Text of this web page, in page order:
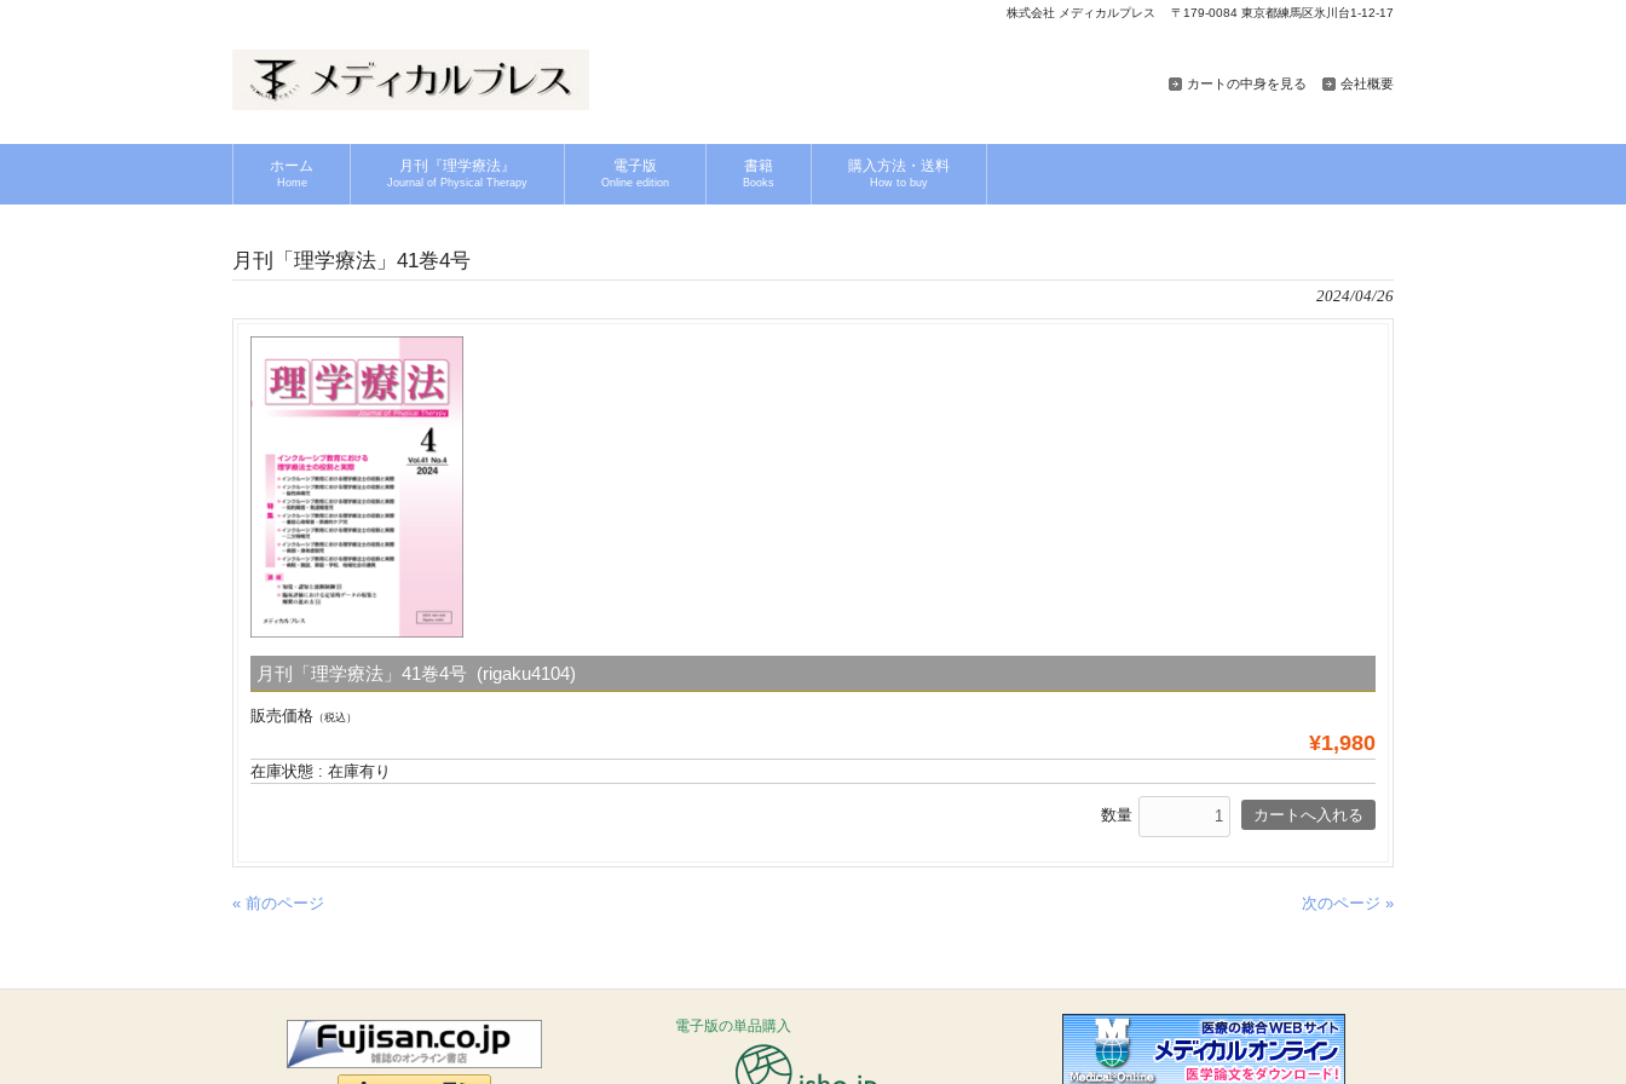
株式会社 メディカルプレス 〒179-0084 東京都練馬区氷川台1-12-17
カートの中身を見る 会社概要
ホーム
Home
月刊『理学療法』
Journal of Physical Therapy
電子版
Online edition
書籍
Books
購入方法・送料
How to buy
月刊「理学療法」41巻4号
2024/04/26
月刊「理学療法」41巻4号 (rigaku4104)
販売価格 （税込）
¥1,980
在庫状態 : 在庫有り
数量
« 前のページ 次のページ »
電子版の単品購入